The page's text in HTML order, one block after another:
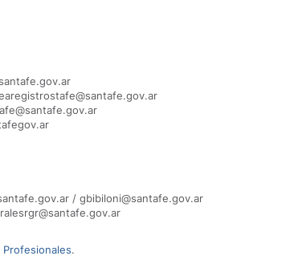
/ gbibiloni@santafe.gov.ar
.